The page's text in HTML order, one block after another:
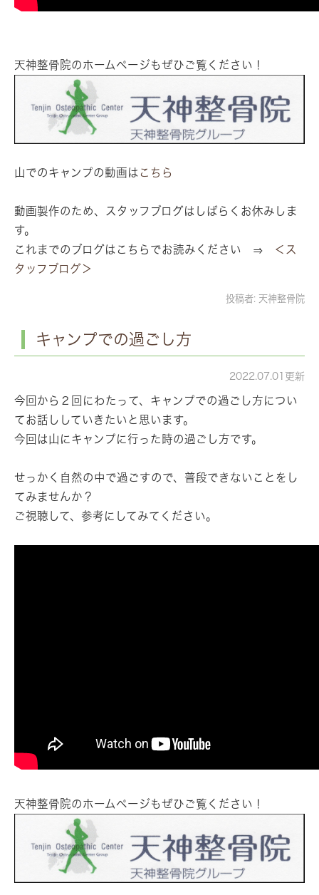
天神整骨院のホームページもぜひご覧ください！
山でのキャンプの動画は こちら
動画製作のため、スタッフブログはしばらくお休みしま
す。
これまでのブログはこちらでお読みください ⇒
＜ス
タッフブログ＞
投稿者: 天神整骨院
キャンプでの過ごし方
2022.07.01更新
今回から２回にわたって、キャンプでの過ごし方につい
てお話ししていきたいと思います。
今回は山にキャンプに行った時の過ごし方です。
せっかく自然の中で過ごすので、普段できないことをし
てみませんか？
ご視聴して、参考にしてみてください。
天神整骨院のホームページもぜひご覧ください！